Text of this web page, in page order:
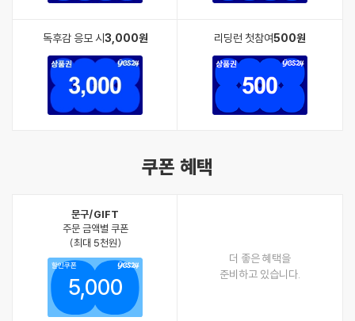
독후감 응모 시3,000원 리딩런 첫참여500원
쿠폰 혜택
문구/GIFT
주문 금액별 쿠폰
(최대 5천원)
할인쿠폰
5,000
더 좋은 혜택을
준비하고 있습니다.